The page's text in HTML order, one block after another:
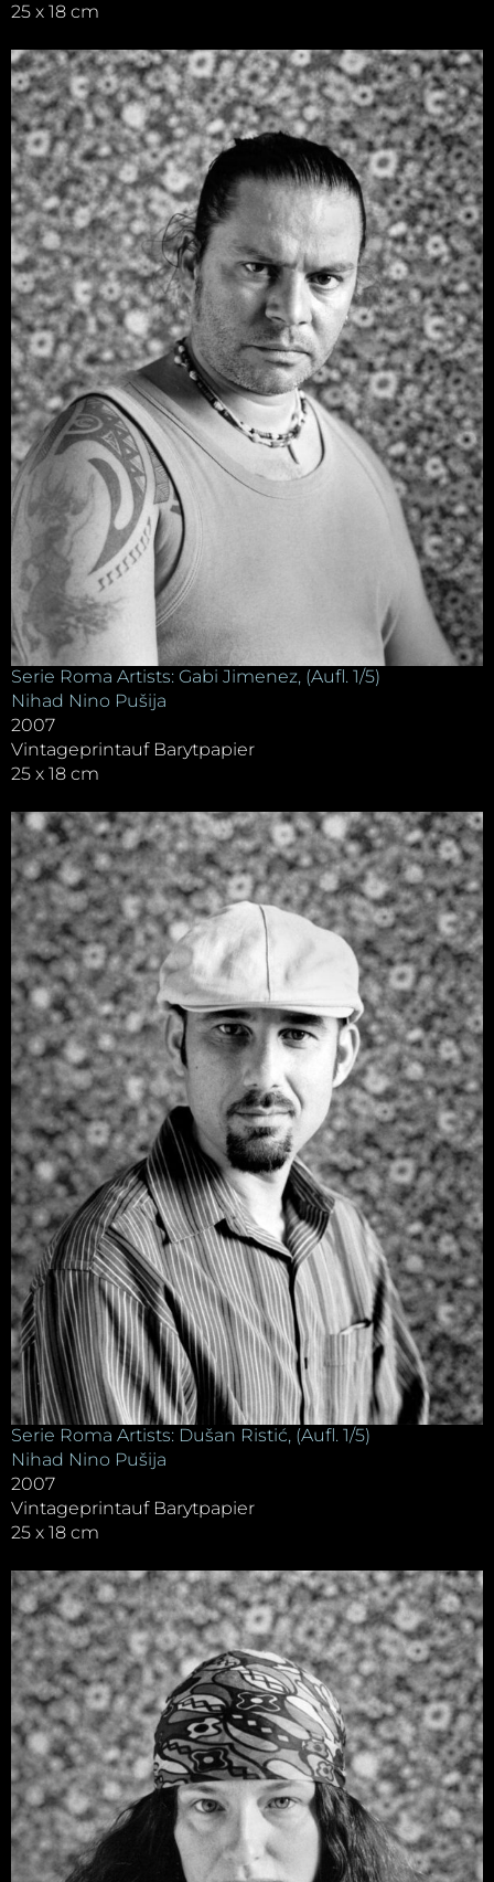
25 x 18 cm
Serie Roma Artists: Gabi Jimenez, (Aufl. 1/5)
Nihad Nino Pušija
2007
Vintageprintauf Barytpapier
25 x 18 cm
Serie Roma Artists: Dušan Ristić, (Aufl. 1/5)
Nihad Nino Pušija
2007
Vintageprintauf Barytpapier
25 x 18 cm